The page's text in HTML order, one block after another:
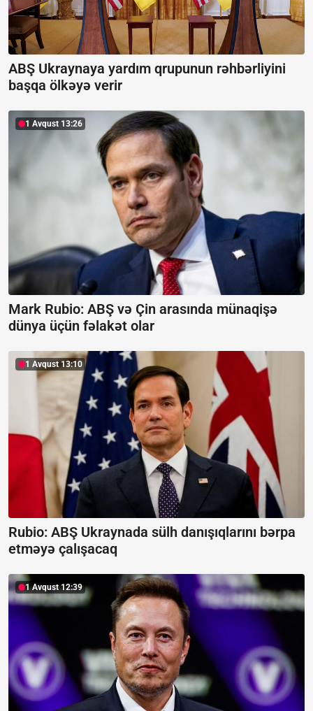
ABŞ Ukraynaya yardım qrupunun rəhbərliyini
başqa ölkəyə verir
1 Avqust 13:26
Mark Rubio: ABŞ və Çin arasında münaqişə
dünya üçün fəlakət olar
1 Avqust 13:10
Rubio: ABŞ Ukraynada sülh danışıqlarını bərpa
etməyə çalışacaq
1 Avqust 12:39